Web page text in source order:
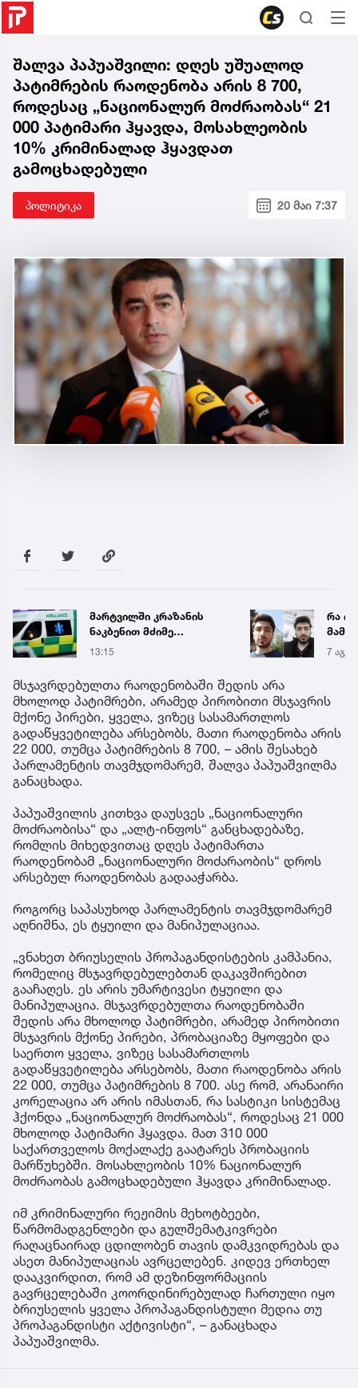
შალვა პაპუაშვილი: დღეს უშუალოდ
პატიმრების რაოდენობა არის 8 700,
როდესაც „ნაციონალურ მოძრაობას“ 21
000 პატიმარი ჰყავდა, მოსახლეობის
10% კრიმინალად ჰყავდათ
გამოცხადებული
პოლიტიკა 20 მაი 7:37
მარტვილში კრაზანის
ნაკბენით მძიმე
მდგომარეობაში მყოფი
გადაარჩინეს
13:15
რა
7 აგვ
მსჯავრდებულთა რაოდენობაში შედის არა
მხოლოდ პატიმრები, არამედ პირობითი მსჯავრის
მქონე პირები, ყველა, ვიზეც სასამართლოს
გადაწყვეტილება არსებობს, მათი რაოდენობა არის
22 000, თუმცა პატიმრების 8 700, – ამის შესახებ
პარლამენტის თავმჯდომარემ, შალვა პაპუაშვილმა
განაცხადა.
პაპუაშვილის კითხვა დაუსვეს „ნაციონალური
მოძრაობისა“ და „ალტ-ინფოს“ განცხადებაზე,
რომლის მიხედვითაც დღეს პატიმართა
რაოდენობამ „ნაციონალური მოძარაობის“ დროს
არსებულ რაოდენობას გადააჭარბა.
როგორც საპასუხოდ პარლამენტის თავმჯდომარემ
აღნიშნა, ეს ტყუილი და მანიპულაციაა.
„ვნახეთ ბრიუსელის პროპაგანდისტების კამპანია,
რომელიც მსჯავრდებულებთან დაკავშირებით
გააჩაღეს. ეს არის უმარტივესი ტყუილი და
მანიპულაცია. მსჯავრდებულთა რაოდენობაში
შედის არა მხოლოდ პატიმრები, არამედ პირობითი
მსჯავრის მქონე პირები, პრობაციაზე მყოფები და
საერთო ყველა, ვიზეც სასამართლოს
გადაწყვეტილება არსებობს, მათი რაოდენობა არის
22 000, თუმცა პატიმრების 8 700. ასე რომ, არანაირი
კორელაცია არ არის იმასთან, რა სასტიკი სისტემაც
ჰქონდა „ნაციონალურ მოძრაობას“, როდესაც 21 000
მხოლოდ პატიმარი ჰყავდა. მათ 310 000
საქართველოს მოქალაქე გაატარეს პრობაციის
მარწუხებში. მოსახლეობის 10% ნაციონალურ
მოძრაობას გამოცხადებული ჰყავდა კრიმინალად.
იმ კრიმინალური რეჟიმის მეხოტბეები,
წარმომადგენლები და გულშემატკივრები
რაღაცნაირად ცდილობენ თავის დამკვიდრებას და
ასეთ მანიპულაციას ავრცელებენ. კიდევ ერთხელ
დააკვირდით, რომ ამ დეზინფორმაციის
გავრცელებაში კოორდინირებულად ჩართული იყო
ბრიუსელის ყველა პროპაგანდისტული მედია თუ
პროპაგანდისტი აქტივისტი“, – განაცხადა
პაპუაშვილმა.